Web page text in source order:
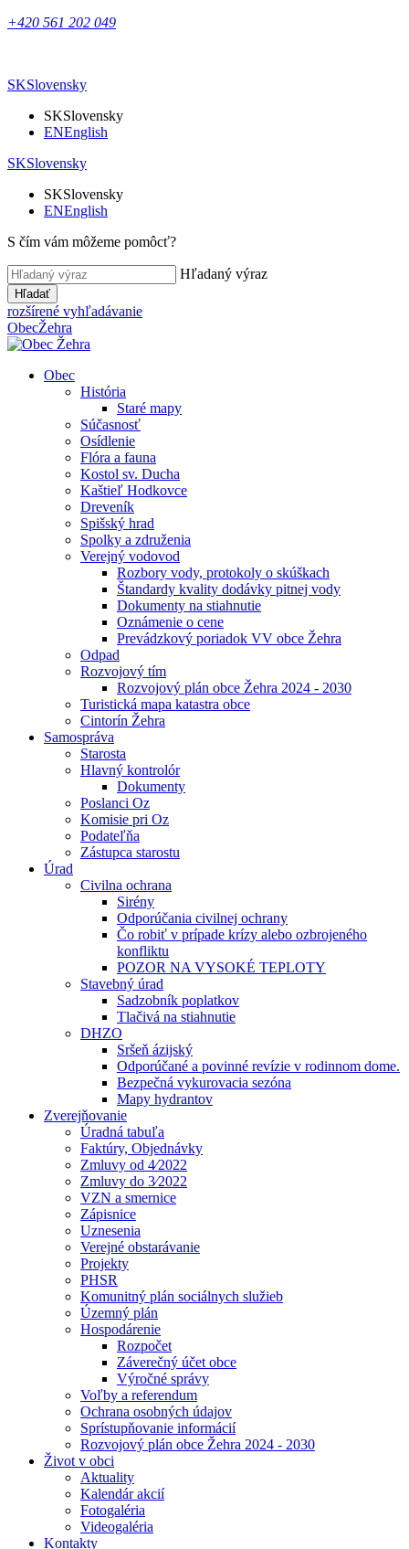
+420 561 202 049
SKSlovensky
SKSlovensky
ENEnglish
SKSlovensky
SKSlovensky
ENEnglish
S čím vám môžeme pomôcť?
Hľadaný výraz
Hľadať
rozšírené vyhľadávanie
ObecŽehra
Obec
História
Staré mapy
Súčasnosť
Osídlenie
Flóra a fauna
Kostol sv. Ducha
Kaštieľ Hodkovce
Dreveník
Spišský hrad
Spolky a združenia
Verejný vodovod
Rozbory vody, protokoly o skúškach
Štandardy kvality dodávky pitnej vody
Dokumenty na stiahnutie
Oznámenie o cene
Prevádzkový poriadok VV obce Žehra
Odpad
Rozvojový tím
Rozvojový plán obce Žehra 2024 - 2030
Turistická mapa katastra obce
Cintorín Žehra
Samospráva
Starosta
Hlavný kontrolór
Dokumenty
Poslanci Oz
Komisie pri Oz
Podateľňa
Zástupca starostu
Úrad
Civilna ochrana
Sirény
Odporúčania civilnej ochrany
Čo robiť v prípade krízy alebo ozbrojeného
konfliktu
POZOR NA VYSOKÉ TEPLOTY
Stavebný úrad
Sadzobník poplatkov
Tlačivá na stiahnutie
DHZO
Sršeň ázijský
Odporúčané a povinné revízie v rodinnom dome.
Bezpečná vykurovacia sezóna
Mapy hydrantov
Zverejňovanie
Úradná tabuľa
Faktúry, Objednávky
Zmluvy od 4⁄2022
Zmluvy do 3⁄2022
VZN a smernice
Zápisnice
Uznesenia
Verejné obstarávanie
Projekty
PHSR
Komunitný plán sociálnych služieb
Územný plán
Hospodárenie
Rozpočet
Záverečný účet obce
Výročné správy
Voľby a referendum
Ochrana osobných údajov
Sprístupňovanie informácií
Rozvojový plán obce Žehra 2024 - 2030
Život v obci
Aktuality
Kalendár akcií
Fotogaléria
Videogaléria
Kontakty